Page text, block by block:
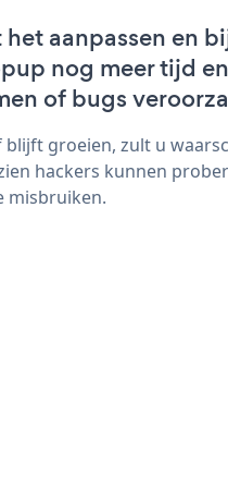
aanpassen en
nog meer tijd
of bugs
groeien, zult u
hackers kunnen
misbruiken.